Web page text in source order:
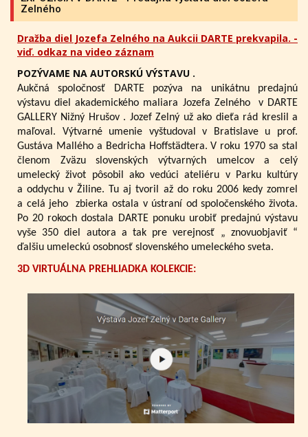
Zelného
Dražba diel Jozefa Zelného na Aukcii DARTE prekvapila. -
viď. odkaz na video záznam
POZÝVAME NA AUTORSKÚ VÝSTAVU .
Aukčná spoločnosť DARTE pozýva na unikátnu predajnú
výstavu diel akademického maliara Jozefa Zelného
v DARTE
GALLERY Nižný Hrušov . Jozef Zelný už ako dieťa rád kreslil a
maľoval. Výtvarné umenie vyštudoval v Bratislave u prof.
Gustáva Mallého a Bedricha Hoffstädtera. V roku 1970 sa stal
členom Zväzu slovenských výtvarných umelcov a celý
umelecký život pôsobil ako vedúci ateliéru v Parku kultúry
a oddychu v Žiline. Tu aj tvoril až do roku 2006 kedy zomrel
a celá jeho zbierka ostala v ústraní od spoločenského života.
Po 20 rokoch dostala DARTE ponuku urobiť predajnú výstavu
vyše 350 diel autora a tak pre verejnosť „ znovuobjaviť “
ďalšiu umeleckú osobnosť slovenského umeleckého sveta.
3D VIRTUÁLNA PREHLIADKA KOLEKCIE: